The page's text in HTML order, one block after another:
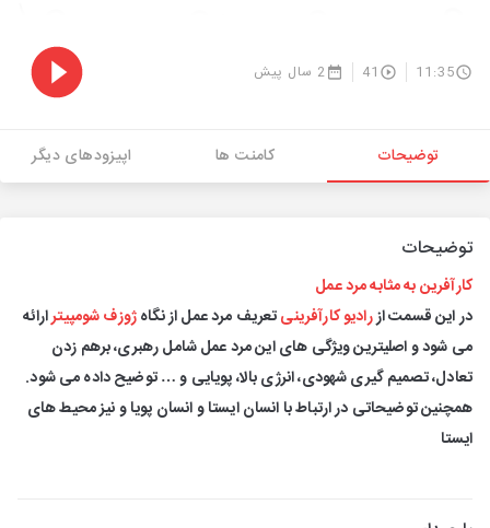
11:35
41 2 سال پیش
توضیحات کامنت ها اپیزودهای دیگر
توضیحات
کارآفرین به مثابه مرد عمل
در این قسمت ازرادیو کارآفرینیتعریف مرد عمل از نگاهژوزف شومپیترارائه
می شود و اصلیترین ویژگی های این مرد عمل شامل رهبری، برهم زدن
تعادل، تصمیم گیری شهودی، انرژی بالا، پویایی و … توضیح داده می شود.
همچنین توضیحاتی در ارتباط با انسان ایستا و انسان پویا و نیز محیط های
ایستا